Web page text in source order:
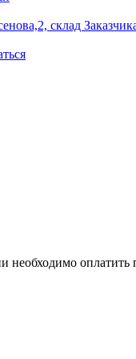
склад
необходимо оплатить